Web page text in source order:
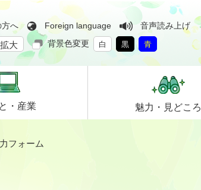
方へ Foreign language
音声読み上げ
拡大 背景色変更 白 黒 青
・ 産業 魅力・ 見どころ
フォーム